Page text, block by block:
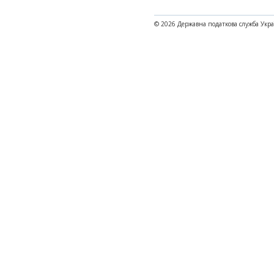
© 2026 Державна податкова служба